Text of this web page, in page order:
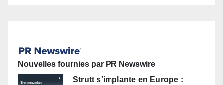
Nouvelles fournies par PR Newswire
Strutt s'implante en Europe :